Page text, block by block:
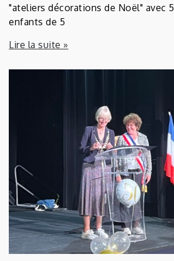
"ateliers décorations de Noël" avec
enfants de 5
Lire la suite »